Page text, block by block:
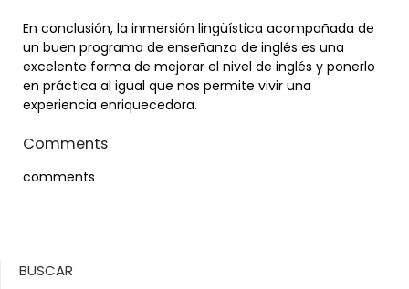
En conclusión, la inmersión lingüística acompañada de
un buen programa de enseñanza de inglés es una
excelente forma de mejorar el nivel de inglés y ponerlo
en práctica al igual que nos permite vivir una
experiencia enriquecedora.
Comments
comments
BUSCAR